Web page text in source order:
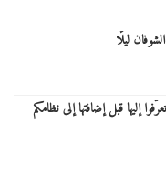
ليلًا
إليها قبل إضافتها إلى نظامكم